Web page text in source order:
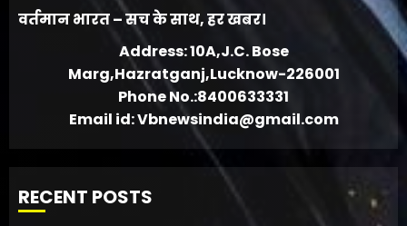
वर्तमान भारत – सच के साथ, हर खबर।
Address: 10A,J.C. Bose
Marg,Hazratganj,Lucknow-226001
Phone No.:8400633331
Email id: Vbnewsindia@gmail.com
RECENT POSTS